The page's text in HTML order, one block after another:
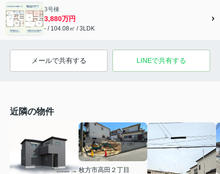
3号棟
3,880万円
- / 104.08㎡ / 3LDK
メールで共有する LINEで共有する
近隣の物件
枚方市高田２丁目